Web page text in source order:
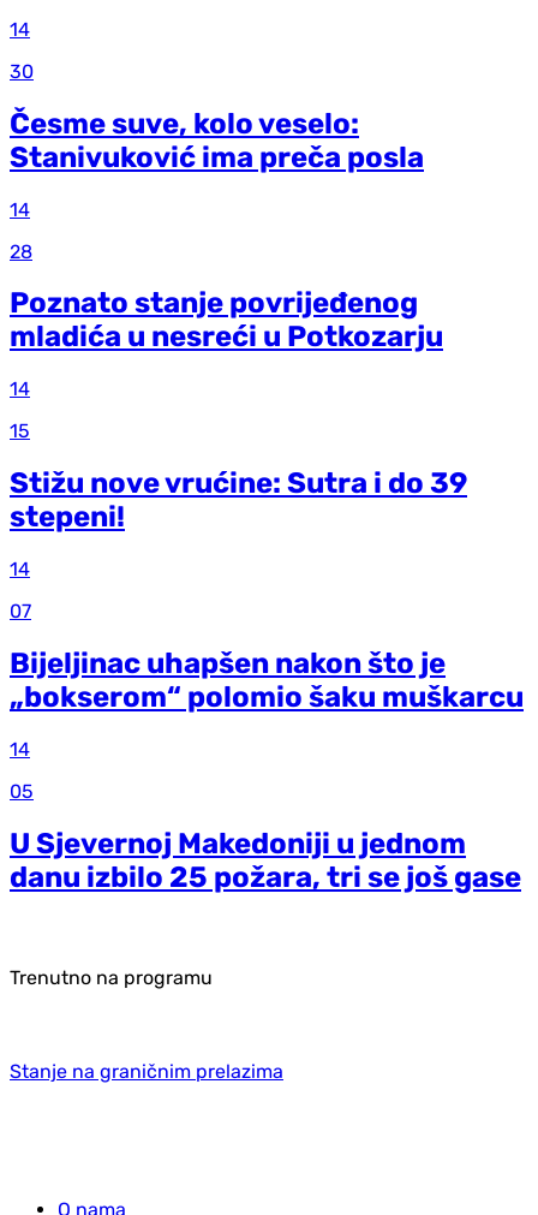
14
30
Česme suve, kolo veselo:
Stanivuković ima preča posla
14
28
Poznato stanje povrijeđenog
mladića u nesreći u Potkozarju
14
15
Stižu nove vrućine: Sutra i do 39
stepeni!
14
07
Bijeljinac uhapšen nakon što je
„bokserom“ polomio šaku muškarcu
14
05
U Sjevernoj Makedoniji u jednom
danu izbilo 25 požara, tri se još gase
Trenutno na programu
Stanje na graničnim prelazima
O nama